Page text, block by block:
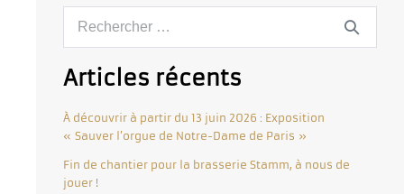
Articles récents
À découvrir à partir du 13 juin 2026 : Exposition
« Sauver l’orgue de Notre-Dame de Paris »
Fin de chantier pour la brasserie Stamm, à nous de
jouer !